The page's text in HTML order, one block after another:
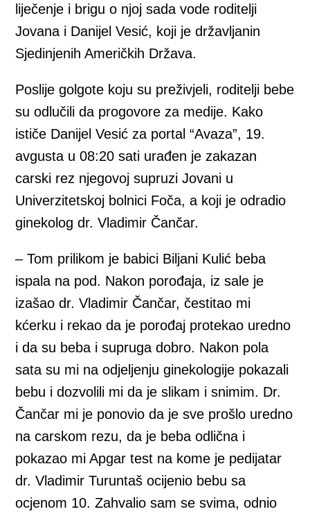
liječenje i brigu o njoj sada vode roditelji
Jovana i Danijel Vesić, koji je državljanin
Sjedinjenih Američkih Država.
Poslije golgote koju su preživjeli, roditelji bebe
su odlučili da progovore za medije. Kako
ističe Danijel Vesić za portal “Avaza”, 19.
avgusta u 08:20 sati urađen je zakazan
carski rez njegovoj supruzi Jovani u
Univerzitetskoj bolnici Foča, a koji je odradio
ginekolog dr. Vladimir Čančar.
– Tom prilikom je babici Biljani Kulić beba
ispala na pod. Nakon porođaja, iz sale je
izašao dr. Vladimir Čančar, čestitao mi
kćerku i rekao da je porođaj protekao uredno
i da su beba i supruga dobro. Nakon pola
sata su mi na odjeljenju ginekologije pokazali
bebu i dozvolili mi da je slikam i snimim. Dr.
Čančar mi je ponovio da je sve prošlo uredno
na carskom rezu, da je beba odlična i
pokazao mi Apgar test na kome je pedijatar
dr. Vladimir Turuntaš ocijenio bebu sa
ocjenom 10. Zahvalio sam se svima, odnio